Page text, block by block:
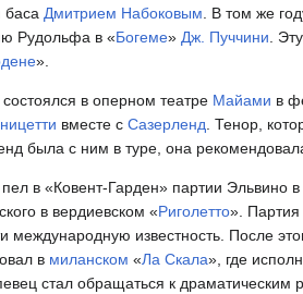
баса Дмитрием Набоковым. В том же
Рудольфа в «Богеме» Дж. Пуччини.
».
в оперном театре Майами в
вместе с Сазерленд. Тенор,
была с ним в туре, она
в «Ковент-Гарден» партии Эльвино в
в вердиевском «Риголетто».
международную известность. После
в миланском «Ла Скала», где
стал обращаться к драматическим